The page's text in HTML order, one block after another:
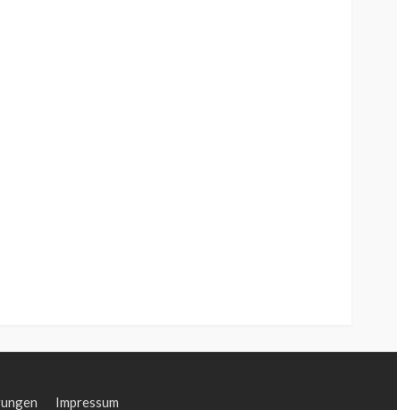
Impressum